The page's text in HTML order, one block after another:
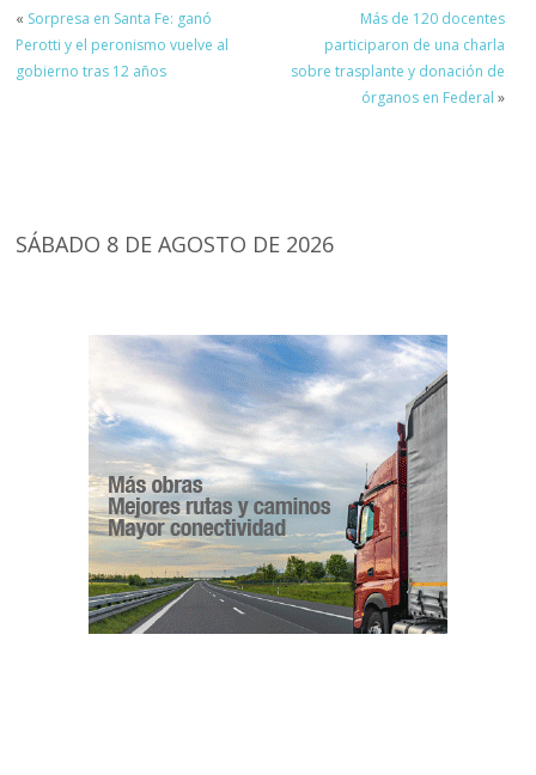
« Sorpresa en Santa Fe: ganó
Perotti y el peronismo vuelve al
gobierno tras 12 años
Más de 120 docentes
participaron de una charla
sobre trasplante y donación de
órganos en Federal »
SÁBADO 8 DE AGOSTO DE 2026